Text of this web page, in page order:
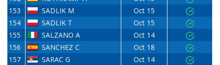
153
SADLIK M
Oct 15
154
SADLIK T
Oct 15
155
SALZANO A
Oct 14
156
SANCHEZ C
Oct 18
157
SARAC G
Oct 14